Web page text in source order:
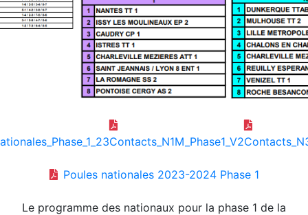
Contacts_N1M_Phase1_V2
Poules nationales 2023-2024 Phase 1
Le programme des nationaux pour la phase 1 de la